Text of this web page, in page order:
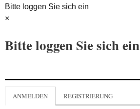
Bitte loggen Sie sich ein
×
Bitte loggen Sie sich ein
ANMELDEN REGISTRIERUNG